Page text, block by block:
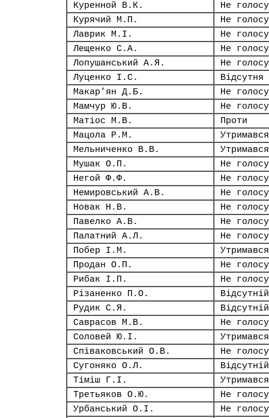
Куренной В.К.
Не
Курячий М.П.
Не
Лаврик М.І.
Не
Лещенко С.А.
Не
Лопушанський А.Я.
Не
Луценко І.С.
Відсутня
Макар’ян Д.Б.
Не
Мамчур Ю.В.
Не
Матіос М.В.
Проти
Мацола Р.М.
Утримався
Мельниченко В.В.
Утримався
Мушак О.П.
Не
Негой Ф.Ф.
Не
Немировський А.В.
Не
Новак Н.В.
Не
Павелко А.В.
Не
Палатний А.Л.
Не
Побер І.М.
Утримався
Продан О.П.
Не
Рибак І.П.
Не
Різаненко П.О.
Відсутній
Рудик С.Я.
Відсутній
Саврасов М.В.
Не
Соловей Ю.І.
Утримався
Співаковський О.В.
Не
Сугоняко О.Л.
Відсутній
Тіміш Г.І.
Утримався
Третьяков О.Ю.
Не
Урбанський О.І.
Не